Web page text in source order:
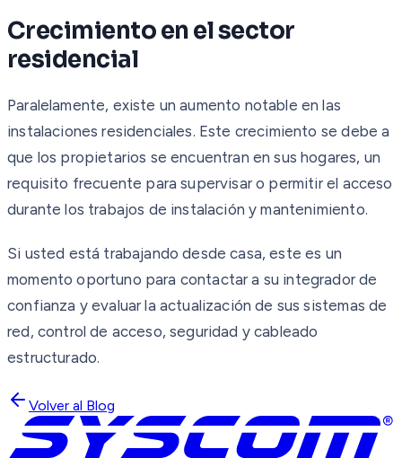
Crecimiento en el sector
residencial
Paralelamente, existe un aumento notable en las
instalaciones residenciales. Este crecimiento se debe a
que los propietarios se encuentran en sus hogares, un
requisito frecuente para supervisar o permitir el acceso
durante los trabajos de instalación y mantenimiento.
Si usted está trabajando desde casa, este es un
momento oportuno para contactar a su integrador de
confianza y evaluar la actualización de sus sistemas de
red, control de acceso, seguridad y cableado
estructurado.
Volver al Blog